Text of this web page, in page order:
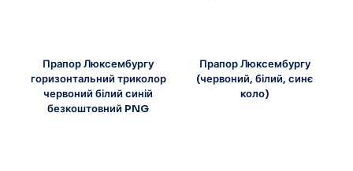
Прапор Люксембургу
горизонтальний триколор
червоний білий синій
безкоштовний PNG
Прапор Люксембургу
(червоний, білий, синє
коло)